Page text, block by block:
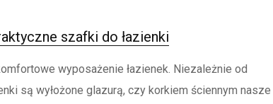
szafki do łazienki
wyposażenie łazienek. Niezależnie od
są wyłożone glazurą, czy korkiem ściennym nasze